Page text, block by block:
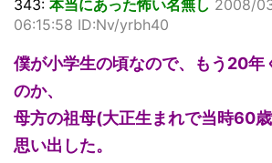
343: 本当にあった怖い名無し 2008/
06:15:58 ID:Nv/yrbh40
僕が小学生の頃なので、もう20年
のか、
母方の祖母(大正生まれで当時60
思い出した。